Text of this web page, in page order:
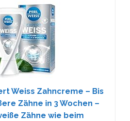
Weiss Zahncreme – Bis
Zähne in 3 Wochen –
Zähne wie beim